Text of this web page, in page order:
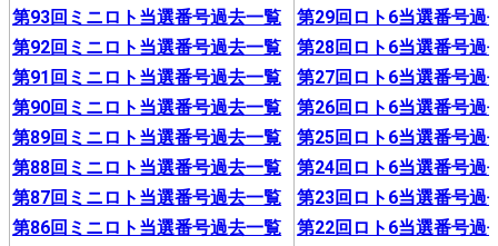
第93回ミニロト当選番号過去一覧
第92回ミニロト当選番号過去一覧
第91回ミニロト当選番号過去一覧
第90回ミニロト当選番号過去一覧
第89回ミニロト当選番号過去一覧
第88回ミニロト当選番号過去一覧
第87回ミニロト当選番号過去一覧
第86回ミニロト当選番号過去一覧
第29回ロト6当選番号過
第28回ロト6当選番号過
第27回ロト6当選番号過
第26回ロト6当選番号過
第25回ロト6当選番号過
第24回ロト6当選番号過
第23回ロト6当選番号過
第22回ロト6当選番号過